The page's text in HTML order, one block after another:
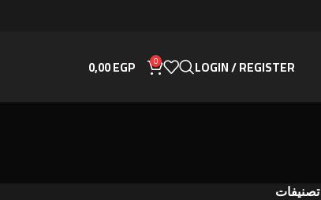
LOGIN / REGISTER
0
0,00EGP
تصنيفات